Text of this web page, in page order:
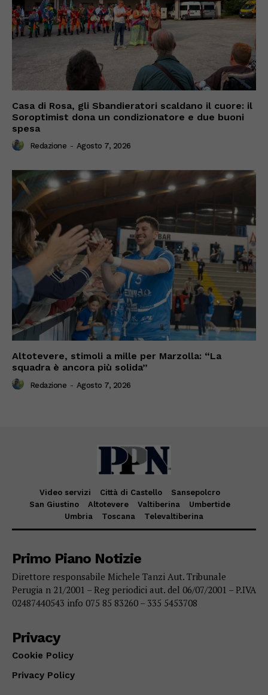
Casa di Rosa, gli Sbandieratori scaldano il cuore: il
Soroptimist dona un condizionatore e due buoni
spesa
Redazione - Agosto 7, 2026
Altotevere, stimoli a mille per Marzolla: “La
squadra è ancora più solida”
Redazione - Agosto 7, 2026
Video servizi Città di Castello
Sansepolcro
San Giustino
Altotevere Valtiberina
Umbertide
Umbria
Toscana Televaltiberina
Primo Piano Notizie
Direttore responsabile Michele Tanzi Aut. Tribunale
Perugia n 21/2001 – Reg periodici aut. del 06/07/2001 – P.IVA
02487440543 info 075 85 83260 – 335 5453708
Privacy
Cookie Policy
Privacy Policy